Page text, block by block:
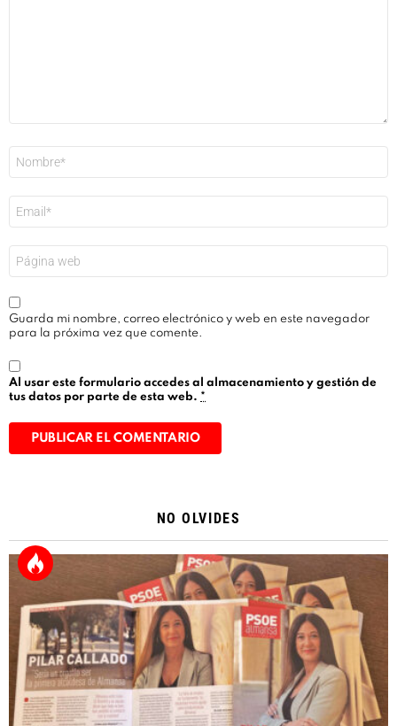
electrónico
*
Guarda mi nombre, correo electrónico y web en este navegador
para la próxima vez que comente.
Al usar este formulario accedes al almacenamiento y gestión de
tus datos por parte de esta web. *
NO OLVIDES